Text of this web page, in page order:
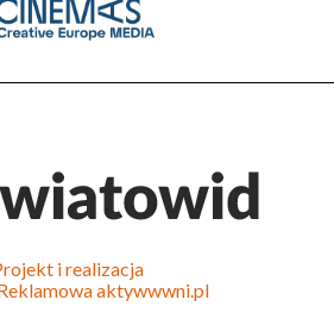
i realizacja
aktywwwni.pl